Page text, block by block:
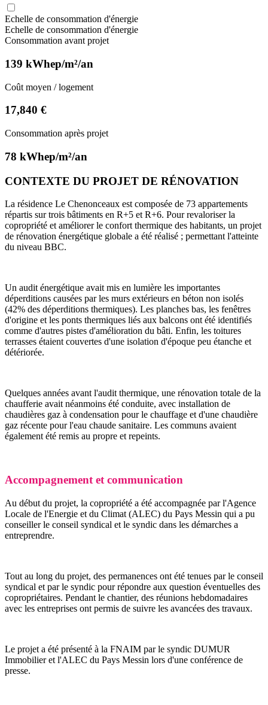
Echelle de consommation d'énergie
Echelle de consommation d'énergie
Consommation avant projet
139 kWhep/m²/an
Coût moyen / logement
17,840 €
Consommation après projet
78 kWhep/m²/an
CONTEXTE DU PROJET DE RÉNOVATION
La résidence Le Chenonceaux est composée de 73 appartements
répartis sur trois bâtiments en R+5 et R+6. Pour revaloriser la
copropriété et améliorer le confort thermique des habitants, un projet
de rénovation énergétique globale a été réalisé ; permettant l'atteinte
du niveau BBC.
Un audit énergétique avait mis en lumière les importantes
déperditions causées par les murs extérieurs en béton non isolés
(42% des déperditions thermiques). Les planches bas, les fenêtres
d'origine et les ponts thermiques liés aux balcons ont été identifiés
comme d'autres pistes d'amélioration du bâti. Enfin, les toitures
terrasses étaient couvertes d'une isolation d'époque peu étanche et
détériorée.
Quelques années avant l'audit thermique, une rénovation totale de la
chaufferie avait néanmoins été conduite, avec installation de
chaudières gaz à condensation pour le chauffage et d'une chaudière
gaz récente pour l'eau chaude sanitaire. Les communs avaient
également été remis au propre et repeints.
Accompagnement et communication
Au début du projet, la copropriété a été accompagnée par l'Agence
Locale de l'Energie et du Climat (ALEC) du Pays Messin qui a pu
conseiller le conseil syndical et le syndic dans les démarches a
entreprendre.
Tout au long du projet, des permanences ont été tenues par le conseil
syndical et par le syndic pour répondre aux question éventuelles des
copropriétaires. Pendant le chantier, des réunions hebdomadaires
avec les entreprises ont permis de suivre les avancées des travaux.
Le projet a été présenté à la FNAIM par le syndic DUMUR
Immobilier et l'ALEC du Pays Messin lors d'une conférence de
presse.